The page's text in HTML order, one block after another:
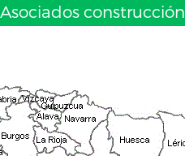
Asociados construcción